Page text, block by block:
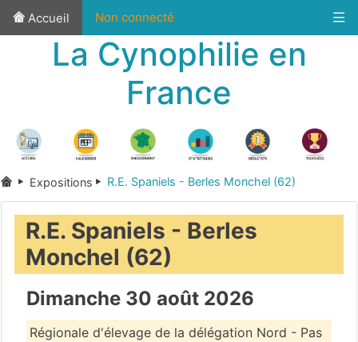
Accueil Non connecté
La Cynophilie en
France
Expositions R.E. Spaniels - Berles Monchel (62)
R.E. Spaniels - Berles
Monchel (62)
Dimanche 30 août 2026
Régionale d'élevage de la délégation Nord - Pas